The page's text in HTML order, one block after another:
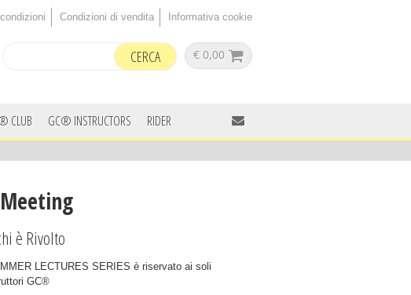
Condizioni di vendita Informativa cookie
€ 0,00
CLUB GC® INSTRUCTORS RIDER
Meeting
è Rivolto
LECTURES SERIES è riservato ai soli
GC®